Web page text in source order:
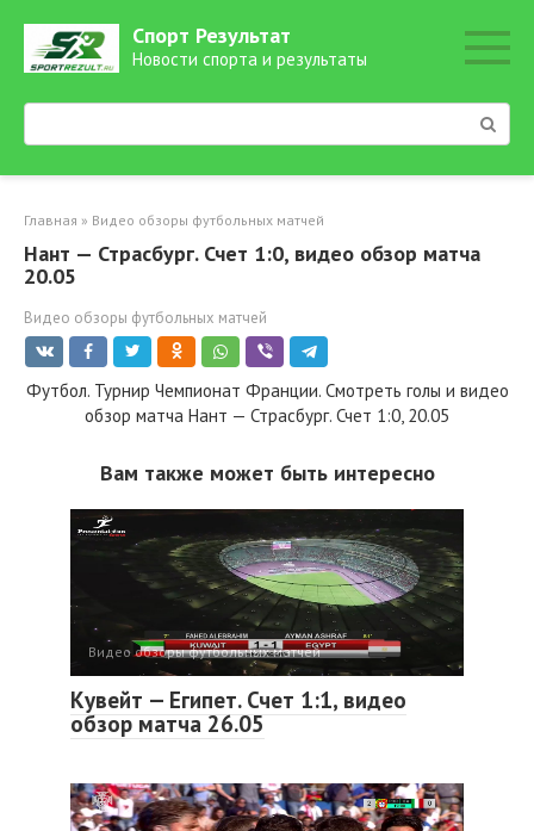
контенту
Спорт Результат
Новости спорта и результаты
Поиск:
Главная » Видео обзоры футбольных матчей
Нант — Страсбург. Счет 1:0, видео обзор матча
20.05
Видео обзоры футбольных матчей
Футбол. Турнир Чемпионат Франции. Смотреть голы и видео
обзор матча Нант — Страсбург. Счет 1:0, 20.05
Вам также может быть интересно
Видео обзоры футбольных матчей
Кувейт — Египет. Счет 1:1, видео
обзор матча 26.05